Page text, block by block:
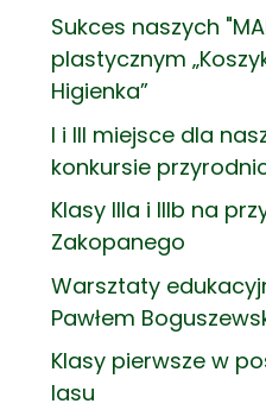
Sukces naszych
plastycznym
Higienka”
I i III miejsce dla
konkursie
Klasy IIIa i IIIb na
Zakopanego
Warsztaty
Pawłem
Klasy pierwsze w
lasu